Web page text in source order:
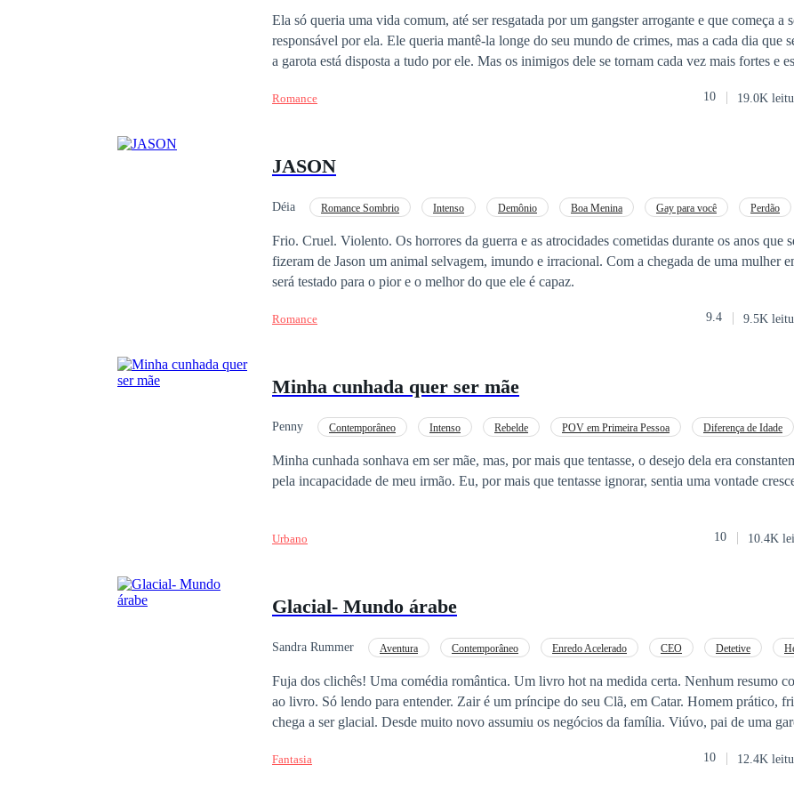
Ela só queria uma vida comum, até ser resgatada por um gangster arrogante e que começa a
responsável por ela. Ele queria mantê-la longe do seu mundo de crimes, mas a cada dia que se passa ele vê que
a garota está disposta a tudo por ele. Mas os inimigos dele se tornam cada vez mais fortes e estão prontos para
Romance 10 19.0K
JASON
Déia Romance Sombrio Intenso Demônio Boa Menina Gay para você
Perdão
Frio. Cruel. Violento. Os horrores da guerra e as atrocidades cometidas durante os anos que
fizeram de Jason um animal selvagem, imundo e irracional. Com a chegada de uma mulher
será testado para o pior e o melhor do que ele é capaz.
Romance 9.4 9.5K
Minha cunhada quer ser mãe
Penny Contemporâneo Intenso Rebelde POV em Primeira Pessoa Diferença de Idade
Minha cunhada sonhava em ser mãe, mas, por mais que tentasse, o desejo dela era
pela incapacidade de meu irmão. Eu, por mais que tentasse ignorar, sentia uma vontade
Urbano 10 10.4K
Glacial- Mundo árabe
Sandra Rummer Aventura Contemporâneo Enredo Acelerado CEO Detetive
Fuja dos clichês! Uma comédia romântica. Um livro hot na medida certa. Nenhum resumo
ao livro. Só lendo para entender. Zair é um príncipe do seu Clã, em Catar. Homem prático, frio, tão frio que
chega a ser glacial. Desde muito novo assumiu os negócios da família. Viúvo, pai de uma
Aysha fora preparada desde o nascimento para sua união com Zair. Ela não espera ser feliz nessa união, mas
Fantasia 10 12.4K